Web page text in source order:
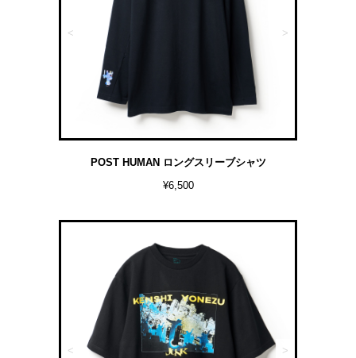
< >
POST HUMAN ロングスリーブシャツ
¥6,500
< >